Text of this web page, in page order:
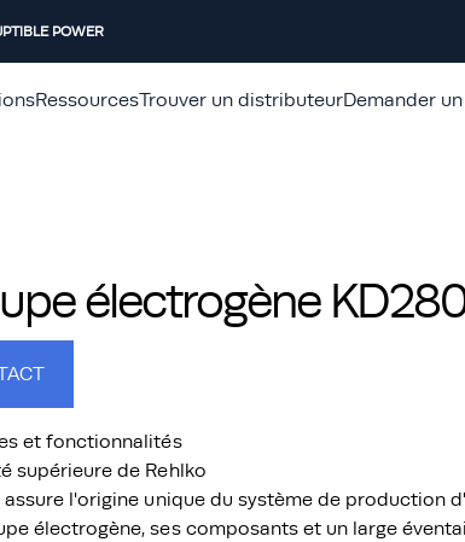
POWER
RessourcesTrouver un distributeurDemander
électrogène
et fonctionnalités
supérieure de Rehlko
assure l'origine unique du système de production
électrogène, ses composants et un large